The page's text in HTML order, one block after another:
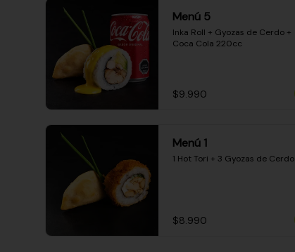
Menú 5
Inka Roll + Gyozas de Cerdo +
Coca Cola 220cc
$9.990
Menú 1
1 Hot Tori + 3 Gyozas de Cerdo
$8.990